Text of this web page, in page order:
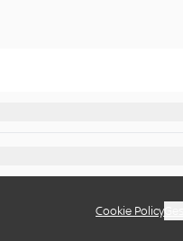
Cookie Policy